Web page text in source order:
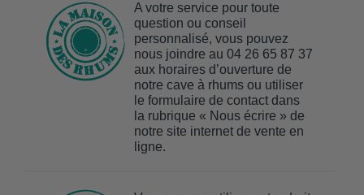
A votre service pour toute
question ou conseil
personnalisé, vous pouvez
nous joindre au 04 26 65 87 37
aux horaires d’ouverture de
notre cave à rhums ou utiliser
le formulaire de contact dans
la rubrique « Nous écrire » de
notre site internet de vente en
ligne.